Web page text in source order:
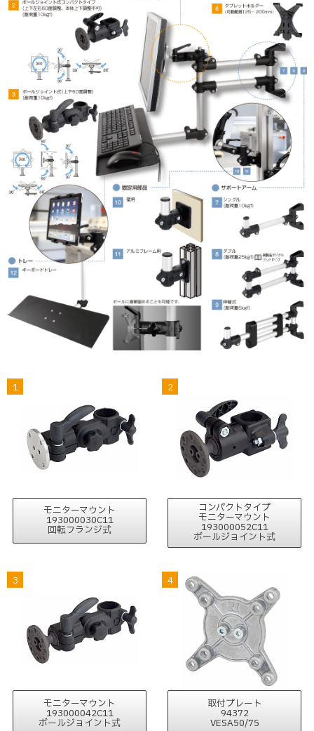
1
モニターマウント
193000030C11
回転フランジ式
2
コンパクトタイプ
モニターマウント
193000052C11
ボールジョイント式
3
モニターマウント
193000042C11
ボールジョイント式
4
取付プレート
94372
VESA50/75